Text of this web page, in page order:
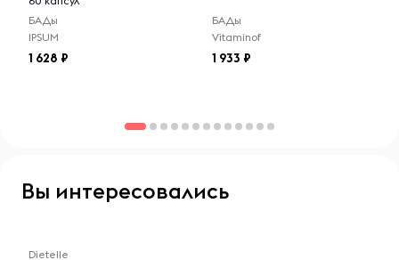
БАДы
IPSUM
1 628
БАДы
Vitaminof
1 933
Вы интересовались
Dietelle